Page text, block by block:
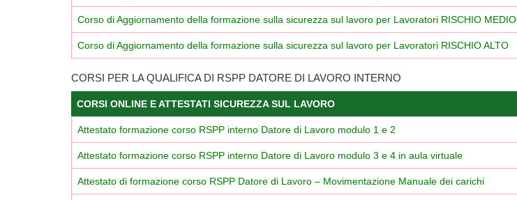
Corso di Aggiornamento della formazione sulla sicurezza sul lavoro per Lavoratori RISCHIO MEDIO
Corso di Aggiornamento della formazione sulla sicurezza sul lavoro per Lavoratori RISCHIO ALTO
CORSI PER LA QUALIFICA DI RSPP DATORE DI LAVORO INTERNO
CORSI ONLINE E ATTESTATI SICUREZZA SUL LAVORO
Attestato formazione corso RSPP interno Datore di Lavoro modulo 1 e 2
Attestato formazione corso RSPP interno Datore di Lavoro modulo 3 e 4 in aula virtuale
Attestato di formazione corso RSPP Datore di Lavoro – Movimentazione Manuale dei carichi